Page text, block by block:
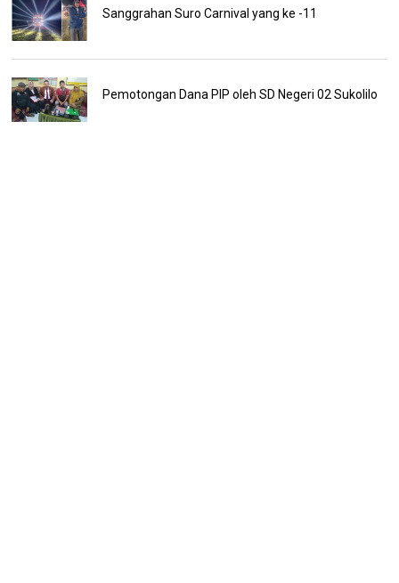
Sanggrahan Suro Carnival yang ke -11
Pemotongan Dana PIP oleh SD Negeri 02 Sukolilo